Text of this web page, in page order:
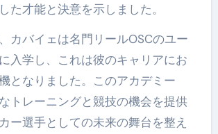
た才能と決意を示しました。
カバイェは名門リールOSCのユー
入学し、これは彼のキャリアにお
となりました。このアカデミー
トレーニングと競技の機会を提供
ー選手としての未来の舞台を整え